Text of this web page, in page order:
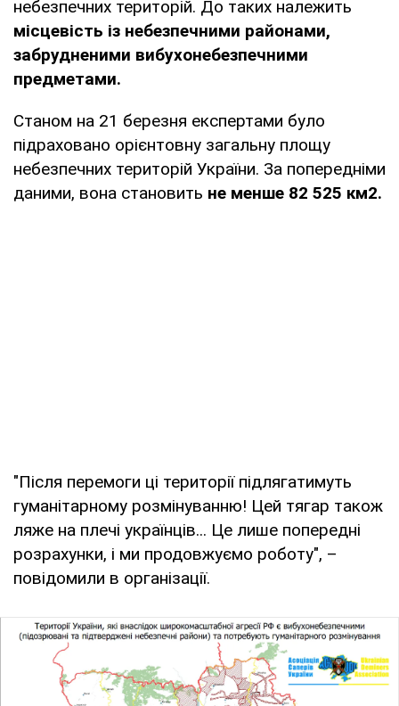
небезпечних територій. До таких належить
місцевість із небезпечними районами,
забрудненими вибухонебезпечними
предметами.
Станом на 21 березня експертами було
підраховано орієнтовну загальну площу
небезпечних територій України. За попередніми
даними, вона становить не менше 82 525 км2.
"Після перемоги ці території підлягатимуть
гуманітарному розмінуванню! Цей тягар також
ляже на плечі українців... Це лише попередні
розрахунки, і ми продовжуємо роботу", –
повідомили в організації.